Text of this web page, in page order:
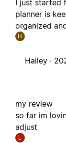
I just started
planner is
organized
H
Hailey ·
my review
so far im
adjust
L